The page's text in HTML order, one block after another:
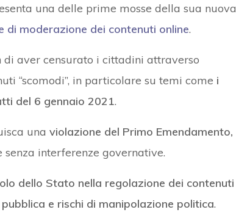
una delle prime mosse della sua nuova
di moderazione dei contenuti online.
di aver censurato i cittadini attraverso
“scomodi”, in particolare su temi come i
del 6 gennaio 2021.
una violazione del Primo Emendamento,
interferenze governative.
dello Stato nella regolazione dei contenuti
e rischi di manipolazione politica.